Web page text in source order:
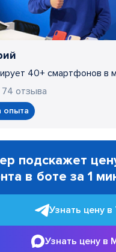
40+ смартфонов в
74 отзыва
опыта
подскажет
в боте за 1
Узнать цену в
Узнать цену в